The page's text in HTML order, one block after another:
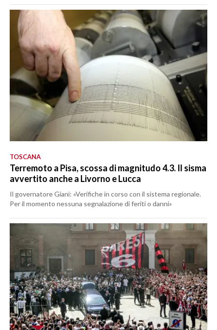
TOSCANA
Terremoto a Pisa, scossa di magnitudo 4.3. Il sisma
avvertito anche a Livorno e Lucca
Il governatore Giani: «Verifiche in corso con il sistema regionale.
Per il momento nessuna segnalazione di feriti o danni»